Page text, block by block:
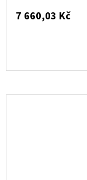
7 660,03 Kč